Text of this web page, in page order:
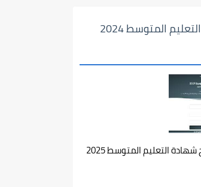
نتائج شهادة التعليم المتوسط 2024
موعد اعلان نتائج شهادة التعليم المتوسط 2025